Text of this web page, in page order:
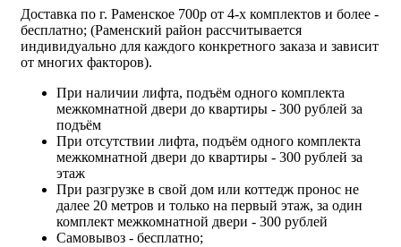
Доставка по г. Раменское 700р от 4-х комплектов и более -
бесплатно; (Раменский район рассчитывается
индивидуально для каждого конкретного заказа и зависит
от многих факторов).
При наличии лифта, подъём одного комплекта
межкомнатной двери до квартиры - 300 рублей за
подъём
При отсутствии лифта, подъём одного комплекта
межкомнатной двери до квартиры - 300 рублей за
этаж
При разгрузке в свой дом или коттедж пронос не
далее 20 метров и только на первый этаж, за один
комплект межкомнатной двери - 300 рублей
Самовывоз - бесплатно;